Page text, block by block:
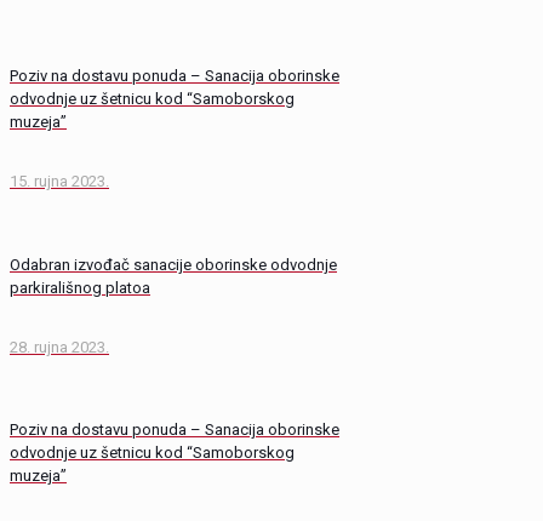
Poziv na dostavu ponuda – Sanacija oborinske
odvodnje uz šetnicu kod “Samoborskog
muzeja”
15. rujna 2023.
Odabran izvođač sanacije oborinske odvodnje
parkirališnog platoa
28. rujna 2023.
Poziv na dostavu ponuda – Sanacija oborinske
odvodnje uz šetnicu kod “Samoborskog
muzeja”